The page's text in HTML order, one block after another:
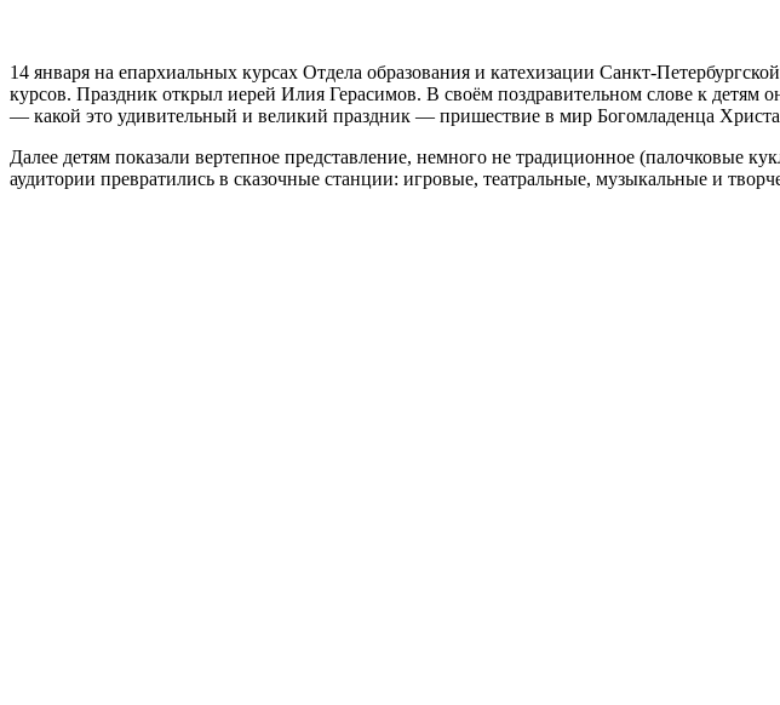
14 января на епархиальных курсах Отдела образования и катехизации Санкт-
курсов. Праздник открыл иерей Илия Герасимов. В своём поздравительном слове к
— какой это удивительный и великий праздник — пришествие в мир Богомладенца
Далее детям показали вертепное представление, немного не традиционное (палочковые
аудитории превратились в сказочные станции: игровые, театральные, музыкальные и